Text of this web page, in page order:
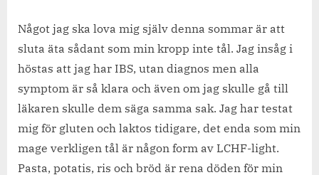
Något jag ska lova mig själv denna sommar är att
sluta äta sådant som min kropp inte tål. Jag insåg i
höstas att jag har IBS, utan diagnos men alla
symptom är så klara och även om jag skulle gå till
läkaren skulle dem säga samma sak. Jag har testat
mig för gluten och laktos tidigare, det enda som min
mage verkligen tål är någon form av LCHF-light.
Pasta, potatis, ris och bröd är rena döden för min